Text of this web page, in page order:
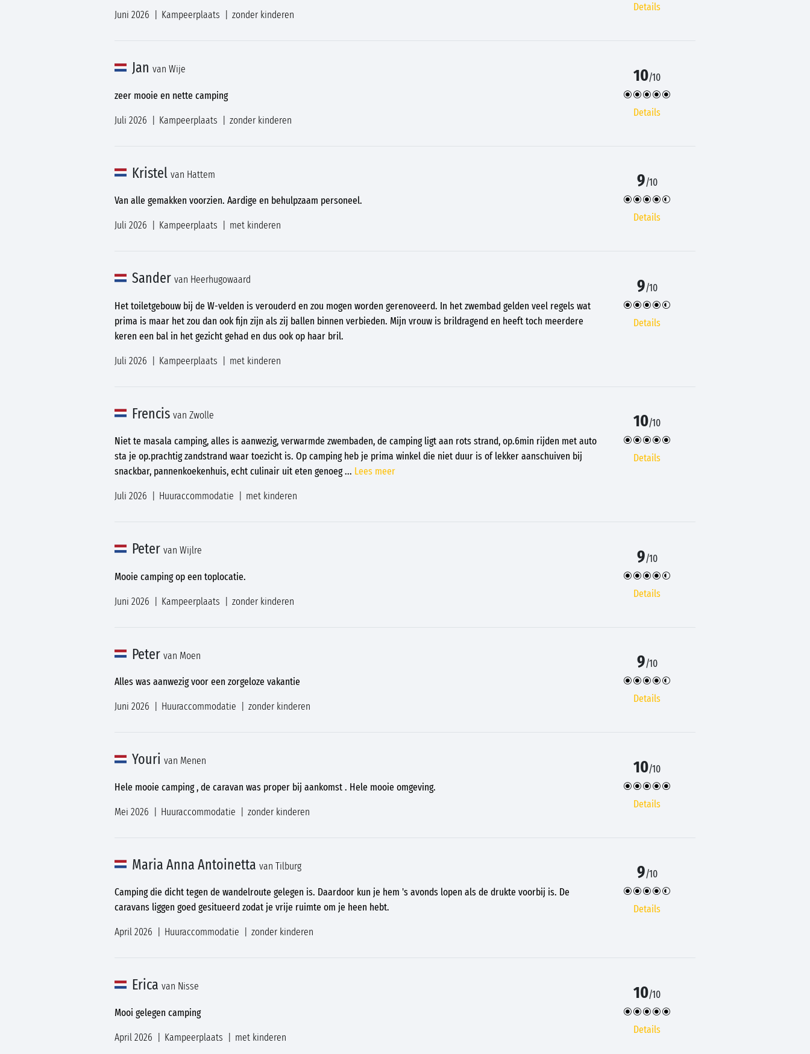
Juni 2026
Kampeerplaats zonder kinderen
Details
Jan van Wije
zeer mooie en nette camping
Juli 2026
Kampeerplaats zonder kinderen
10/10
Details
Kristel van Hattem
Van alle gemakken voorzien. Aardige en behulpzaam personeel.
Juli 2026
Kampeerplaats met kinderen
9/10
Details
Sander van Heerhugowaard
Het toiletgebouw bij de W-velden is verouderd en zou mogen worden gerenoveerd. In het zwembad gelden veel regels wat
prima is maar het zou dan ook fijn zijn als zij ballen binnen verbieden. Mijn vrouw is brildragend en heeft toch meerdere
keren een bal in het gezicht gehad en dus ook op haar bril.
Juli 2026
Kampeerplaats met kinderen
9/10
Details
Frencis van Zwolle
Niet te masala camping, alles is aanwezig, verwarmde zwembaden, de camping ligt aan rots strand, op.6min rijden met auto
sta je op.prachtig zandstrand waar toezicht is. Op camping heb je prima winkel die niet duur is of lekker aanschuiven bij
snackbar, pannenkoekenhuis, echt culinair uit eten genoeg... Lees meer
Juli 2026
Huuraccommodatie met kinderen
10/10
Details
Peter van Wijlre
Mooie camping op een toplocatie.
Juni 2026
Kampeerplaats zonder kinderen
9/10
Details
Peter van Moen
Alles was aanwezig voor een zorgeloze vakantie
Juni 2026
Huuraccommodatie zonder kinderen
9/10
Details
Youri van Menen
Hele mooie camping , de caravan was proper bij aankomst . Hele mooie omgeving.
Mei 2026
Huuraccommodatie zonder kinderen
10/10
Details
Maria Anna Antoinetta van Tilburg
Camping die dicht tegen de wandelroute gelegen is. Daardoor kun je hem 's avonds lopen als de drukte voorbij is. De
caravans liggen goed gesitueerd zodat je vrije ruimte om je heen hebt.
April 2026
Huuraccommodatie zonder kinderen
9/10
Details
Erica van Nisse
Mooi gelegen camping
April 2026
Kampeerplaats met kinderen
10/10
Details